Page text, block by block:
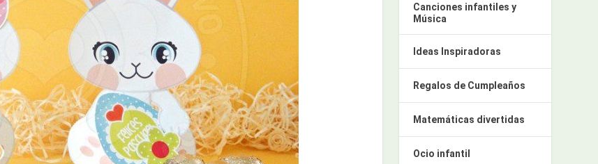
Canciones infantiles y
Música
Ideas Inspiradoras
Regalos de Cumpleaños
Matemáticas divertidas
Ocio infantil